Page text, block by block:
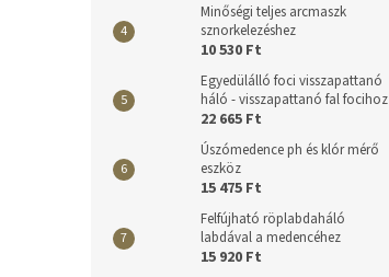
Minőségi teljes arcmaszk
sznorkelezéshez
10 530 Ft
Egyedülálló foci visszapattanó
háló - visszapattanó fal focihoz
22 665 Ft
Úszómedence ph és klór mérő
eszköz
15 475 Ft
Felfújható röplabdaháló
labdával a medencéhez
15 920 Ft